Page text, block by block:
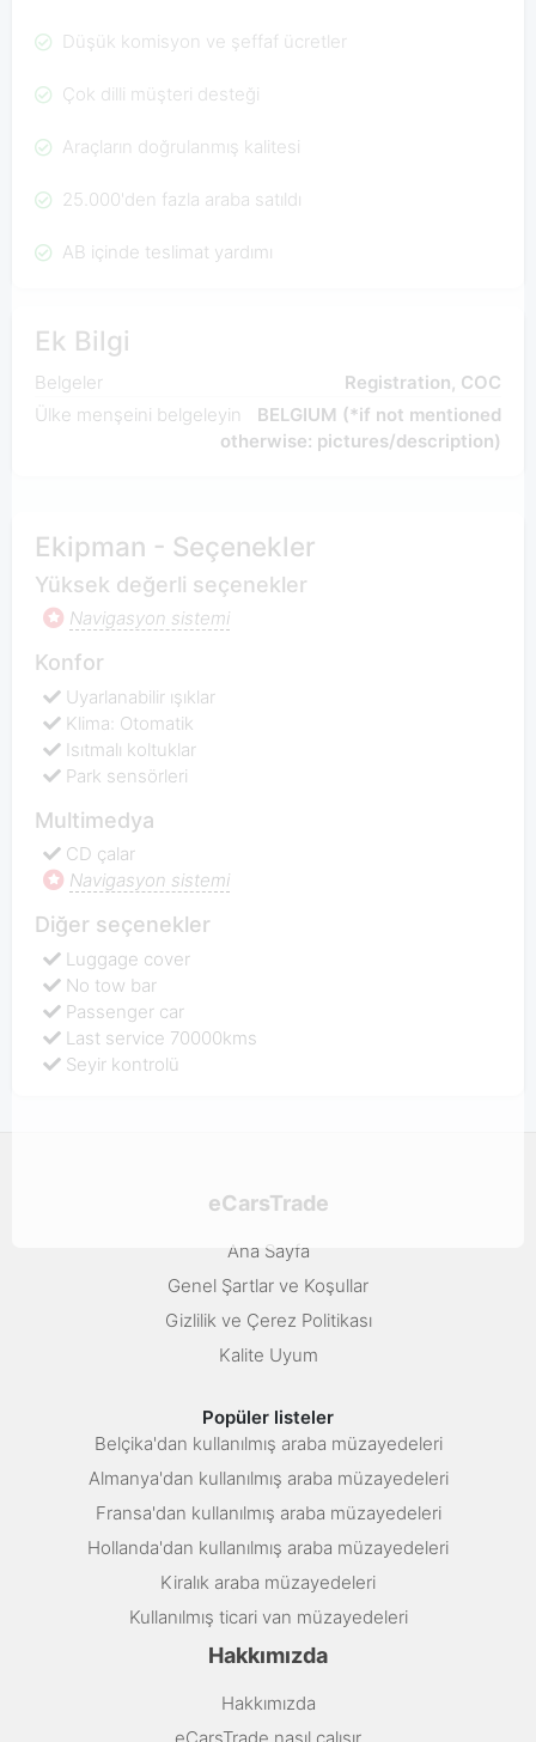
Düşük komisyon ve şeffaf ücretler
Çok dilli müşteri desteği
Araçların doğrulanmış kalitesi
25.000'den fazla araba satıldı
AB içinde teslimat yardımı
Ek Bilgi
Belgeler
Registration, COC
Ülke menşeini belgeleyin
BELGIUM (*if not mentioned
otherwise: pictures/description)
Ekipman - Seçenekler
Yüksek değerli seçenekler
Navigasyon sistemi
Konfor
Uyarlanabilir ışıklar
Klima: Otomatik
Isıtmalı koltuklar
Park sensörleri
Multimedya
CD çalar
Navigasyon sistemi
Diğer seçenekler
Luggage cover
No tow bar
Passenger car
Last service 70000kms
Seyir kontrolü
eCarsTrade
Ana Sayfa
Genel Şartlar ve Koşullar
Gizlilik ve Çerez Politikası
Kalite Uyum
Popüler listeler
Belçika'dan kullanılmış araba müzayedeleri
Almanya'dan kullanılmış araba müzayedeleri
Fransa'dan kullanılmış araba müzayedeleri
Hollanda'dan kullanılmış araba müzayedeleri
Kiralık araba müzayedeleri
Kullanılmış ticari van müzayedeleri
Hakkımızda
Hakkımızda